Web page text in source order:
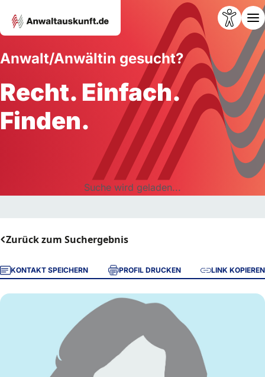
Anwalt/Anwältin gesucht?
Recht. Einfach.
Finden.
Suche wird geladen...
Zurück zum Suchergebnis
KONTAKT SPEICHERN PROFIL DRUCKEN LINK KOPIEREN